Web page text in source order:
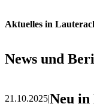
Aktuelles in
News und
21.10.2025|Neu